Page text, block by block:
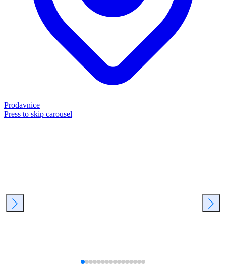
Prodavnice
Press to skip carousel